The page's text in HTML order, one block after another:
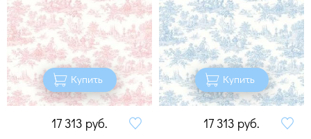
Купить
17 313 руб.
Купить
17 313 руб.